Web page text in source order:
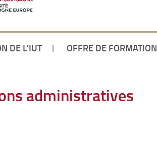
DE L’IUT OFFRE DE FORMATION
administratives